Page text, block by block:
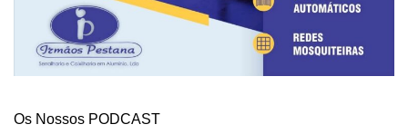
Os Nossos PODCAST